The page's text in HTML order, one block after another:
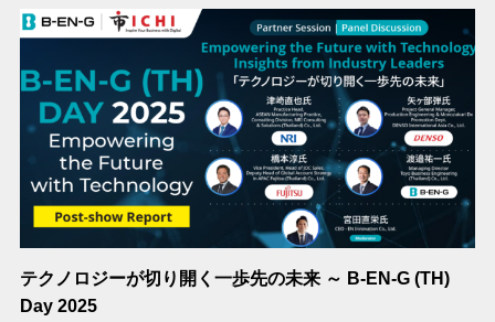
テクノロジーが切り開く一歩先の未来 ～ B-EN-G (TH)
Day 2025